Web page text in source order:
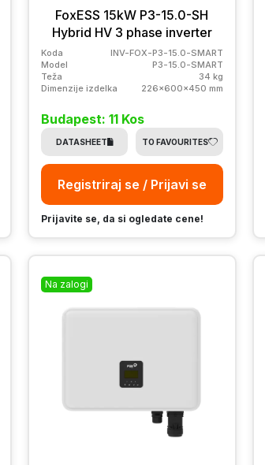
FoxESS 15kW P3-15.0-SH
Hybrid HV 3 phase inverter
Koda
INV-FOX-P3-15.0-SMART
Model
P3-15.0-SMART
Teža
34 kg
Dimenzije izdelka
226x600x450 mm
Budapest: 11 Kos
DATASHEET TO FAVOURITES
Registriraj se / Prijavi se
Prijavite se, da si ogledate cene!
Na zalogi